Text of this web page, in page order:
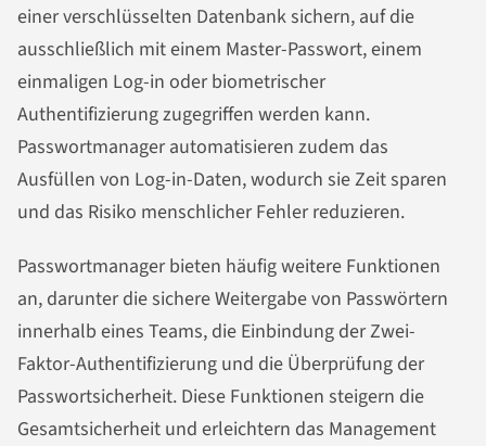
einer verschlüsselten Datenbank sichern, auf die
ausschließlich mit einem Master-Passwort, einem
einmaligen Log-in oder biometrischer
Authentifizierung zugegriffen werden kann.
Passwortmanager automatisieren zudem das
Ausfüllen von Log-in-Daten, wodurch sie Zeit sparen
und das Risiko menschlicher Fehler reduzieren.
Passwortmanager bieten häufig weitere Funktionen
an, darunter die sichere Weitergabe von Passwörtern
innerhalb eines Teams, die Einbindung der Zwei-
Faktor-Authentifizierung und die Überprüfung der
Passwortsicherheit. Diese Funktionen steigern die
Gesamtsicherheit und erleichtern das Management